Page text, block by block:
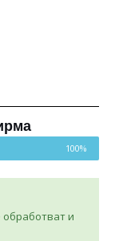
100%
обработват и